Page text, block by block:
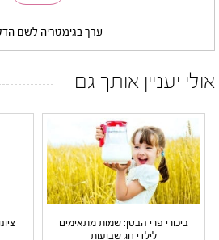
ערך בגימטריה לשם
אולי יעניין אותך גם
ביכורי פרי הבטן: שמות מתאימים
לילדי חג שבועות